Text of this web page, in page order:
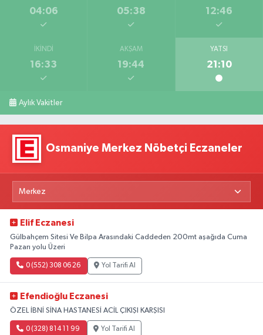
04:06 05:38 12:46
İKINDI
16:33
AKŞAM
19:44
YATSI
21:10
Aylık Vakitler
Osmaniye Merkez Nöbetçi Eczaneler
Elif Eczanesi
Gülbahçem Sitesi Ve Bilpa Arasındaki Caddeden 200mt aşağıda Cuma
Pazarı yolu Üzeri
0 (552) 308 06 26 Yol Tarifi Al
Efendioğlu Eczanesi
ÖZEL İBNİ SİNA HASTANESİ ACİL ÇIKIŞI KARŞISI
0 (328) 814 11 99 Yol Tarifi Al